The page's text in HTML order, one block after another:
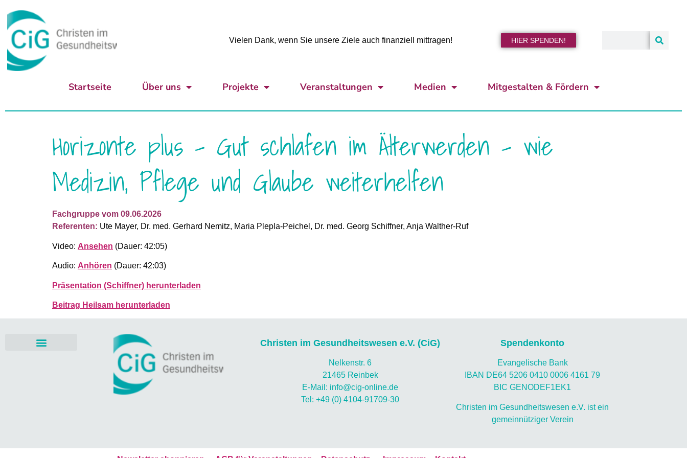
Vielen Dank, wenn Sie unsere Ziele auch finanziell mittragen! HIER SPENDEN!
Startseite Über uns Projekte Veranstaltungen Medien Mitgestalten & Fördern
Horizonte plus – Gut schlafen im Älterwerden – wie
Medizin, Pflege und Glaube weiterhelfen
Fachgruppe vom 09.06.2026
Referenten: Ute Mayer, Dr. med. Gerhard Nemitz, Maria Plepla-Peichel, Dr. med. Georg Schiffner, Anja Walther-Ruf
Video: Ansehen (Dauer: 42:05)
Audio: Anhören (Dauer: 42:03)
Präsentation (Schiffner) herunterladen
Beitrag Heilsam herunterladen
Christen im Gesundheitswesen e.V. (CiG)
Nelkenstr. 6
21465 Reinbek
E-Mail: info@cig-online.de
Tel: +49 (0) 4104-91709-30
Spendenkonto
Evangelische Bank
IBAN DE64 5206 0410 0006 4161 79
BIC GENODEF1EK1
Christen im Gesundheitswesen e.V. ist ein
gemeinnütziger Verein